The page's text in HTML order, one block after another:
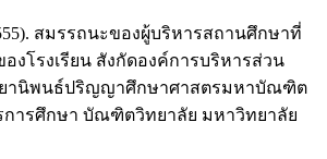
สมรรถนะของผู้บริหารสถานศึกษาที่
งโรงเรียน สังกัดองค์การบริหารส่วน
านิพนธ์ปริญญาศึกษาศาสตรมหาบัณฑิต
การศึกษา บัณฑิตวิทยาลัย มหาวิทยาลัย